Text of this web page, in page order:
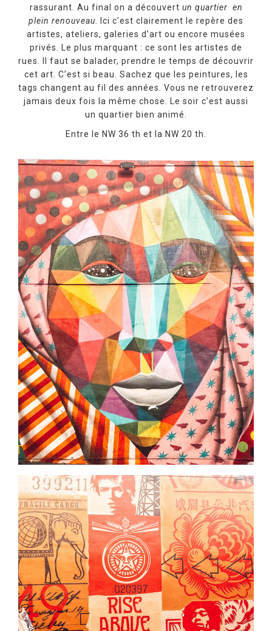
rassurant. Au final on a découvert un quartier en
plein renouveau. Ici c’est clairement le repère des
artistes, ateliers, galeries d’art ou encore musées
privés. Le plus marquant : ce sont les artistes de
rues. Il faut se balader, prendre le temps de découvrir
cet art. C’est si beau. Sachez que les peintures, les
tags changent au fil des années. Vous ne retrouverez
jamais deux fois la même chose. Le soir c’est aussi
un quartier bien animé.
Entre le NW 36 th et la NW 20 th.